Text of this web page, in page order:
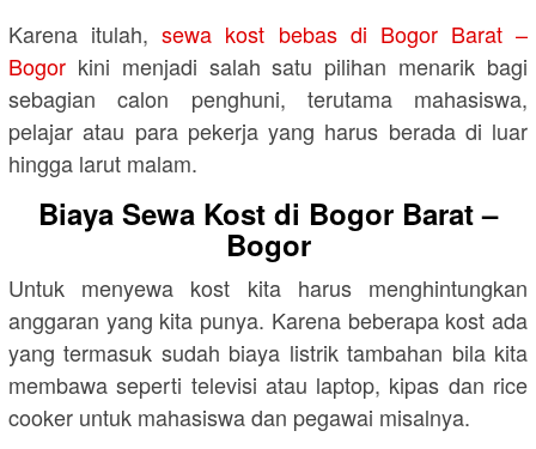
Karena itulah,sewa kost bebas di Bogor Barat –
Bogor kini menjadi salah satu pilihan menarik bagi
sebagian calon penghuni, terutama mahasiswa,
pelajar atau para pekerja yang harus berada di luar
hingga larut malam.
Biaya Sewa Kost di Bogor Barat –
Bogor
Untuk menyewa kost kita harus menghintungkan
anggaran yang kita punya. Karena beberapa kost ada
yang termasuk sudah biaya listrik tambahan bila kita
membawa seperti televisi atau laptop, kipas dan rice
cooker untuk mahasiswa dan pegawai misalnya.